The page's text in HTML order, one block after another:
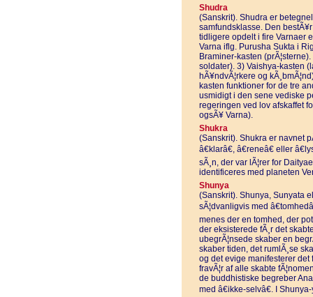
Shudra
(Sanskrit). Shudra er
samfundsklasse. Den
tidligere opdelt i fire Varnaer
Varna iflg. Purusha Sukta i
Braminer-kasten
soldater). 3) Vaishya-kasten
hÃ¥ndvÃ¦rkere og
kasten funktioner for de tre
usmidigt i den sene vediske
regeringen ved lov afskaffet
ogsÃ¥ Varna).
Shukra
(Sanskrit). Shukra er navnet
â€klarâ€, â€reneâ€ eller
sÃ¸n, der var lÃ¦rer for
identificeres med planeten
Shunya
(Sanskrit). Shunya, Sunyata
sÃ¦dvanligvis med
menes der en tomhed, der
der eksisterede fÃ¸r det
ubegrÃ¦nsede skaber en
skaber tiden, det rumlÃ¸se
og det evige manifesterer det
fravÃ¦r af alle skabte
de buddhistiske begreber
med â€ikke-selvâ€. I